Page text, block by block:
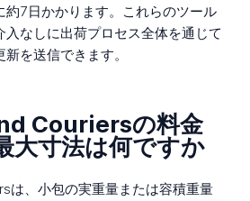
約7日かかります。これらのツール
入なしに出荷プロセス全体を通じて
を送信できます。
Couriersの料金
大寸法は何ですか
は、小包の実重量または容積重量